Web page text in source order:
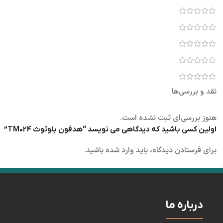
نقد و بررسی‌ها
هنوز بررسی‌ای ثبت نشده است.
اولین کسی باشید که دیدگاهی می نویسد “هدفون بلوتوث TM024”
برای فرستادن دیدگاه، باید وارد شده باشید.
درباره ما